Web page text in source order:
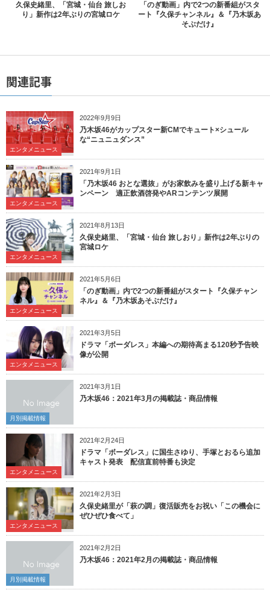
久保史緒里、「宮城・仙台 旅しお
り」新作は2年ぶりの宮城ロケ
「のぎ動画」内で2つの新番組がスタ
ート『久保チャンネル』＆『乃木坂あ
そぶだけ』
関連記事
2022年9月9日
エンタメニュース
乃木坂46がカップスター新CMでキュート×シュール
な“ニュニュダンス”
2021年9月1日
エンタメニュース
「乃木坂46 おとな選抜」がお家飲みを盛り上げる新キャ
ンペーン 適正飲酒啓発やARコンテンツ展開
2021年8月13日
エンタメニュース
久保史緒里、「宮城・仙台 旅しおり」新作は2年ぶりの
宮城ロケ
2021年5月6日
エンタメニュース
「のぎ動画」内で2つの新番組がスタート『久保チャン
ネル』＆『乃木坂あそぶだけ』
2021年3月5日
エンタメニュース
ドラマ「ボーダレス」本編への期待高まる120秒予告映
像が公開
2021年3月1日
月別掲載情報
乃木坂46：2021年3月の掲載誌・商品情報
2021年2月24日
エンタメニュース
ドラマ「ボーダレス」に国生さゆり、手塚とおるら追加
キャスト発表 配信直前特番も決定
2021年2月3日
エンタメニュース
久保史緒里が「萩の調」復活販売をお祝い「この機会に
ぜひぜひ食べて」
2021年2月2日
月別掲載情報
乃木坂46：2021年2月の掲載誌・商品情報